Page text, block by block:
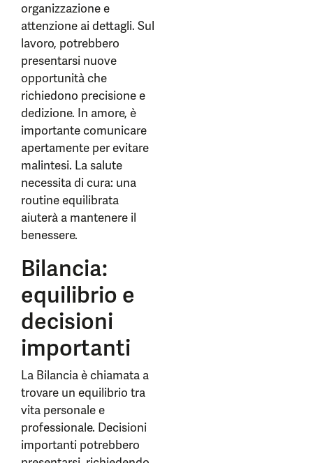
organizzazione e
attenzione ai dettagli. Sul
lavoro, potrebbero
presentarsi nuove
opportunità che
richiedono precisione e
dedizione. In amore, è
importante comunicare
apertamente per evitare
malintesi. La salute
necessita di cura: una
routine equilibrata
aiuterà a mantenere il
benessere.
Bilancia:
equilibrio e
decisioni
importanti
La Bilancia è chiamata a
trovare un equilibrio tra
vita personale e
professionale. Decisioni
importanti potrebbero